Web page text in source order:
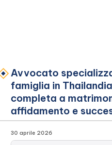
Avvocato
famiglia in
completa a
affidamento e
30 aprile 2026